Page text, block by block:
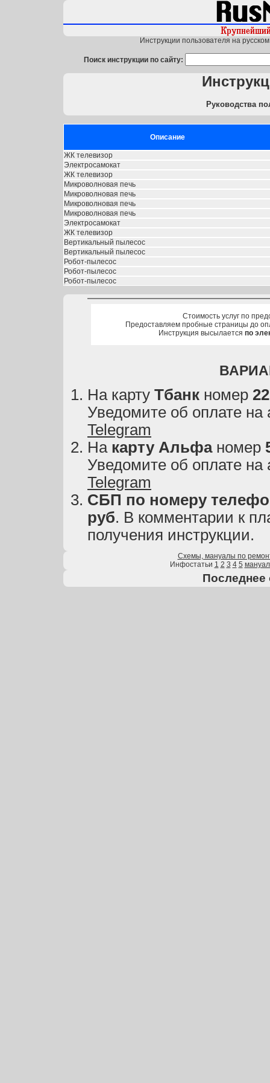
Инструкции пользователя на
Поиск инструкции по сайту:
Руководства
Описание
ЖК телевизор
Электросамокат
ЖК телевизор
Микроволновая печь
Микроволновая печь
Микроволновая печь
Микроволновая печь
Электросамокат
ЖК телевизор
Вертикальный пылесос
Вертикальный пылесос
Робот-пылесос
Робот-пылесос
Робот-пылесос
Стоимость услуг по
Предоставляем пробные страницы до
Инструкция высылается по
На карту Тбанк номер
Уведомите об оплате на
Telegram
На карту Альфаномер
Уведомите об оплате на
Telegram
СБП по номеру
руб. В комментарии к
получения инструкции.
Схемы, мануалы по
Инфостатьи 1 2 3 4 5